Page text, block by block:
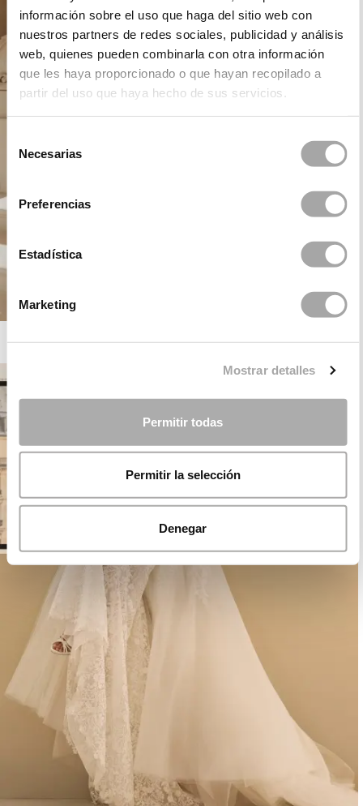
información sobre el uso que haga del sitio web con
nuestros partners de redes sociales, publicidad y análisis
web, quienes pueden combinarla con otra información
que les haya proporcionado o que hayan recopilado a
partir del uso que haya hecho de sus servicios.
Necesarias
Preferencias
Estadística
Marketing
Mostrar detalles
Permitir todas
Permitir la selección
Denegar